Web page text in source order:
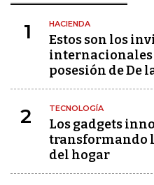
1 HACIENDA
Estos son los
internacionales
posesión de De
2 TECNOLOGÍA
Los gadgets
transformando
del hogar